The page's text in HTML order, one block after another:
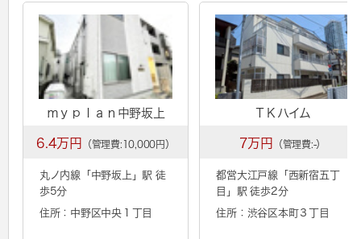
ｍｙｐｌａｎ中野坂上
6.4万円 （管理費:10,000円）
丸ノ内線「 中野坂上 」駅 徒
歩5分
住所：中野区中央１丁目
ＴＫハイム
7万円 （管理費:-）
都営大江戸線「 西新宿五丁
目 」駅 徒歩2分
住所：渋谷区本町３丁目